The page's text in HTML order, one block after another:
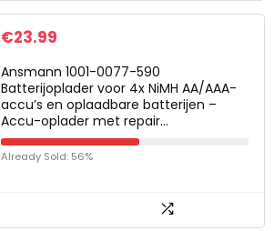
€23.99
Ansmann 1001-0077-590
Batterijoplader voor 4x NiMH AA/AAA-
accu’s en oplaadbare batterijen –
Accu-oplader met repair…
Already Sold: 56%